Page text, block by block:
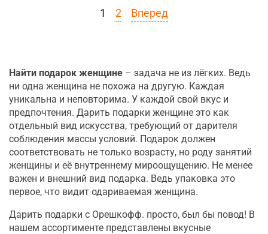
1 2 Вперед
Найти подарок женщине – задача не из лёгких. Ведь
ни одна женщина не похожа на другую. Каждая
уникальна и неповторима. У каждой свой вкус и
предпочтения. Дарить подарки женщине это как
отдельный вид искусства, требующий от дарителя
соблюдения массы условий. Подарок должен
соответствовать не только возрасту, но роду занятий
женщины и её внутреннему мироощущению. Не менее
важен и внешний вид подарка. Ведь упаковка это
первое, что видит одариваемая женщина.
Дарить подарки с Орешкофф. просто, был бы повод! В
нашем ассортименте представлены вкусные